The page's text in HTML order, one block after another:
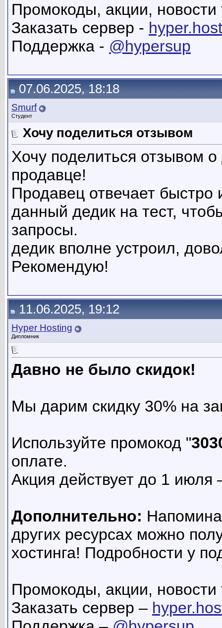
Промокоды, акции, новости
Заказать сервер -
Поддержка - @hypersup
07.06.2025, 18:18
Smurf
Студент
Хочу поделиться отзывом
Хочу поделиться отзывом
продавце!
Продавец отвечает быстро
данный дедик на тест,
запросы.
дедик вполне устроил,
Рекомендую!
11.06.2025, 19:12
Hyper Hosting
Дипломник
Давно не было скидок!
Мы дарим скидку 30% на
Используйте промокод "
оплате.
Акция действует до 1 июля
Дополнительно:
других ресурсах можно
хостинга! Подробности у
Промокоды, акции, новости
Заказать сервер –